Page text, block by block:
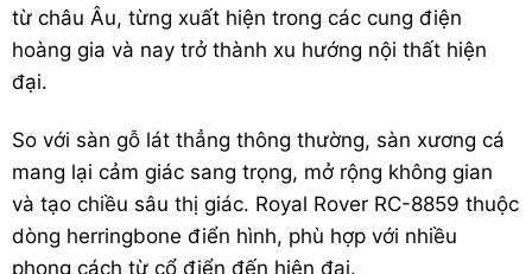
từ châu Âu, từng xuất hiện trong các cung điện
hoàng gia và nay trở thành xu hướng nội thất hiện
đại.
So với sàn gỗ lát thẳng thông thường, sàn xương cá
mang lại cảm giác sang trọng, mở rộng không gian
và tạo chiều sâu thị giác. Royal Rover RC-8859 thuộc
dòng herringbone điển hình, phù hợp với nhiều
phong cách từ cổ điển đến hiện đại.